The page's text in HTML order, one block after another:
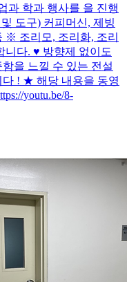
과 학과 행사를 을 진행
도구) 커피머신, 제빙
※ 조리모, 조리화, 조리
니다. ♥ 방향제 없이도
을 느낄 수 있는 전설
다 ! ★ 해당 내용을 동영
youtu.be/8-